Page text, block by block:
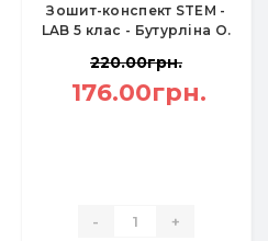
Зошит-конспект STEM -
LAB 5 клас - Бутурліна О.
220.00грн.
176.00грн.
- +